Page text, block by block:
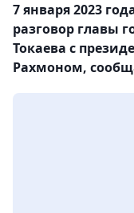
7 января 2023
разговор главы
Токаева с
Рахмоном,